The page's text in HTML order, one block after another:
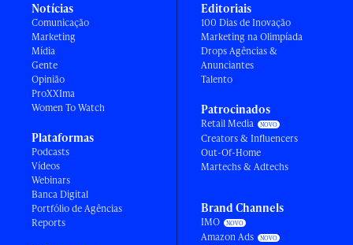
Notícias
Comunicação
Marketing
Mídia
Gente
Opinião
ProXXIma
Women To Watch
Plataformas
Podcasts
Vídeos
Webinars
Banca Digital
Portfólio de Agências
Reports
Editoriais
100 Dias de Inovação
Marketing na Olimpíada
Drops Agências &
Anunciantes
Talento
Patrocinados
Retail Media
Creators & Influencers
Out-Of-Home
Martechs & Adtechs
Brand Channels
IMO
Amazon Ads